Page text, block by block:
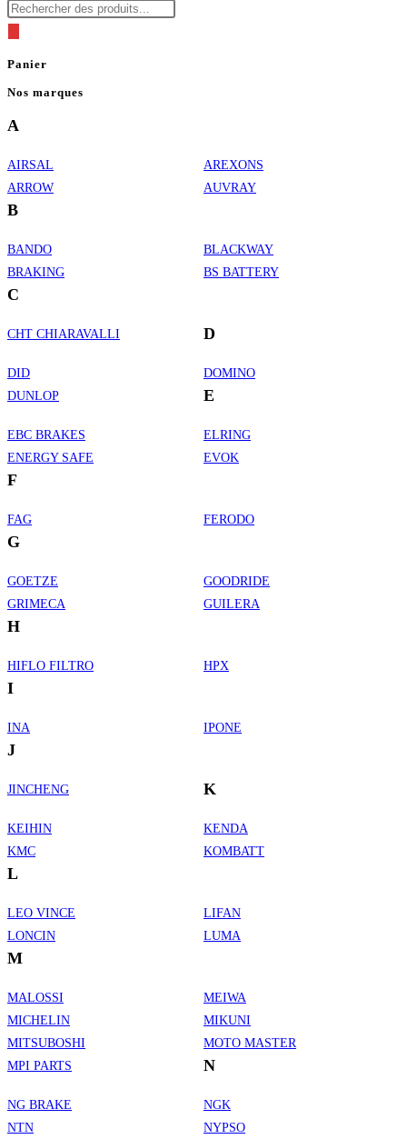
Recherche
Panier
Nos marques
A
AIRSAL
AREXONS
ARROW
AUVRAY
B
BANDO
BLACKWAY
BRAKING
BS BATTERY
C
CHT CHIARAVALLI D
DID
DOMINO
DUNLOP
E
EBC BRAKES
ELRING
ENERGY SAFE
EVOK
F
FAG FERODO
G
GOETZE
GOODRIDE
GRIMECA
GUILERA
H
HIFLO FILTRO HPX
I
INA IPONE
J
JINCHENG K
KEIHIN
KENDA
KMC
KOMBATT
L
LEO VINCE
LIFAN
LONCIN
LUMA
M
MALOSSI
MEIWA
MICHELIN
MIKUNI
MITSUBOSHI
MOTO MASTER
MPI PARTS
N
NG BRAKE
NGK
NTN
NYPSO